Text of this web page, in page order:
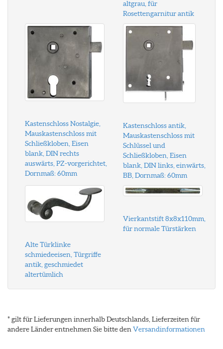
altgrau, für
Rosettengarnitur antik
Kastenschloss Nostalgie,
Mauskastenschloss mit
Schließkloben, Eisen
blank, DIN rechts
auswärts, PZ-vorgerichtet,
Dornmaß: 60mm
Kastenschloss antik,
Mauskastenschloss mit
Schlüssel und
Schließkloben, Eisen
blank, DIN links, einwärts,
BB, Dornmaß: 60mm
Alte Türklinke
schmiedeeisen, Türgriffe
antik, geschmiedet
altertümlich
Vierkantstift 8x8x110mm,
für normale Türstärken
* gilt für Lieferungen innerhalb Deutschlands, Lieferzeiten für
andere Länder entnehmen Sie bitte den Versandinformationen